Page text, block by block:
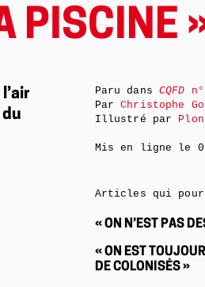
PISCINE
du
Paru dans CQFD
ParChristophe
Illustré par
Mis en ligne le
Articles qui
« ON N’EST PAS
« ON EST
DE COLONISÉS »